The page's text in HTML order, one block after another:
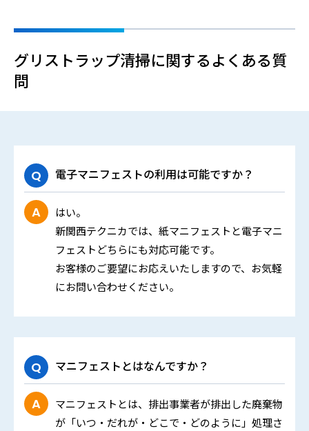
グリストラップ清掃に関するよくある質
問
電子マニフェストの利用は可能ですか？
はい。
新関西テクニカでは、紙マニフェストと電子マニ
フェストどちらにも対応可能です。
お客様のご要望にお応えいたしますので、お気軽
にお問い合わせください。
マニフェストとはなんですか？
マニフェストとは、排出事業者が排出した廃棄物
が「いつ・だれが・どこで・どのように」処理さ